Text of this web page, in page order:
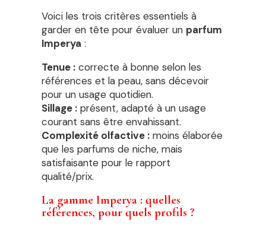
Voici les trois critères essentiels à
garder en tête pour évaluer un parfum
Imperya :
Tenue : correcte à bonne selon les
références et la peau, sans décevoir
pour un usage quotidien.
Sillage : présent, adapté à un usage
courant sans être envahissant.
Complexité olfactive : moins élaborée
que les parfums de niche, mais
satisfaisante pour le rapport
qualité/prix.
La gamme Imperya : quelles
références, pour quels profils ?